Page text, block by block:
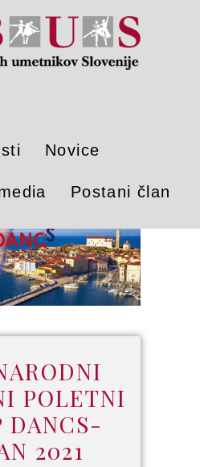
Novice
Postani član
POLETNI
DANCS-
2021